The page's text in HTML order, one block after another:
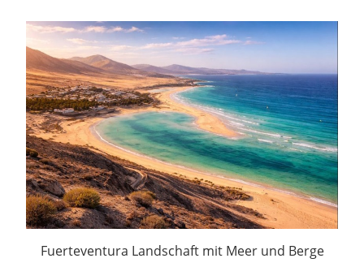
Fuerteventura Landschaft mit Meer und Berge